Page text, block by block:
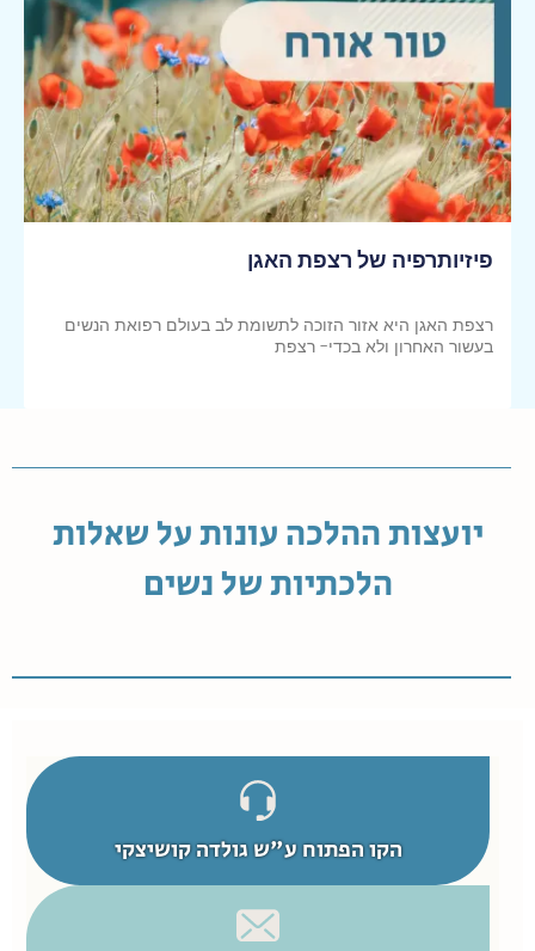
פיזיותרפיה של רצפת האגן
רצפת האגן היא אזור הזוכה לתשומת לב בעולם רפואת הנשים
בעשור האחרון ולא בכדי- רצפת
יועצות ההלכה עונות על שאלות
הלכתיות של נשים
הקו הפתוח ע"ש גולדה קושיצקי